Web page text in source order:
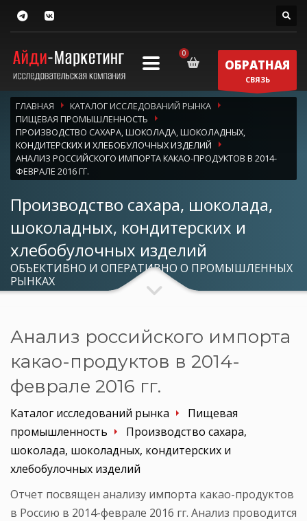
ОБРАТНАЯ
СВЯЗЬ
ГЛАВНАЯ
КАТАЛОГ ИССЛЕДОВАНИЙ РЫНКА
ПИЩЕВАЯ ПРОМЫШЛЕННОСТЬ
ПРОИЗВОДСТВО САХАРА, ШОКОЛАДА, ШОКОЛАДНЫХ,
КОНДИТЕРСКИХ И ХЛЕБОБУЛОЧНЫХ ИЗДЕЛИЙ
АНАЛИЗ РОССИЙСКОГО ИМПОРТА КАКАО-ПРОДУКТОВ В 2014-
ФЕВРАЛЕ 2016 ГГ.
Производство сахара, шоколада,
шоколадных, кондитерских и
хлебобулочных изделий
ОБЪЕКТИВНО И ОПЕРАТИВНО О ПРОМЫШЛЕННЫХ
РЫНКАХ
Анализ российского импорта
какао-продуктов в 2014-
феврале 2016 гг.
Каталог исследований рынка
Пищевая
промышленность
Производство сахара,
шоколада, шоколадных, кондитерских и
хлебобулочных изделий
Отчет посвящен анализу импорта какао-продуктов
в Россию в 2014-феврале 2016 гг. Анализ проводится